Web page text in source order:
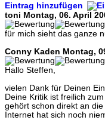
Eintrag hinzufügen
toni Montag, 06. April
für mich sieht das ganze
Conny Kaden Montag,
Hallo Steffen,
vielen Dank für Deinen
Deine Kritik ist freilich
gehört schon direkt an
Internet hat sich noch